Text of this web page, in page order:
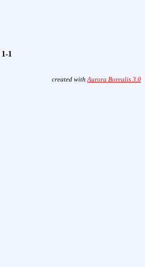
1-1
created withAurora Borealis 3.0